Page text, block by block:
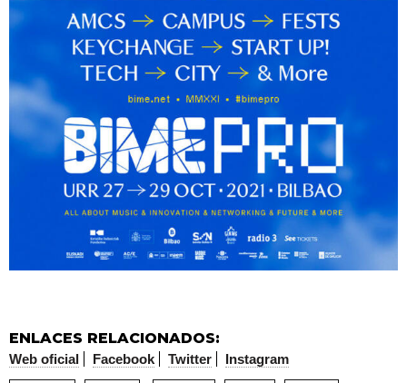
ENLACES RELACIONADOS:
Web oficial Facebook Twitter Instagram